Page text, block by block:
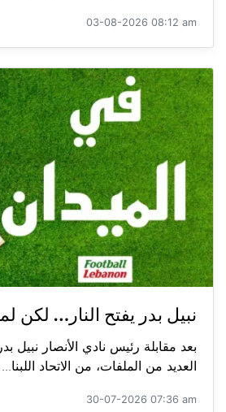
03-08-2026 08:12 am
نبيل بدر يفتح النار… لكن
بعد مقابلة رئيس نادي الأنصار نبيل
العديد من الملفات، من الاتحاد اللبنا...
30-07-2026 07:36 am